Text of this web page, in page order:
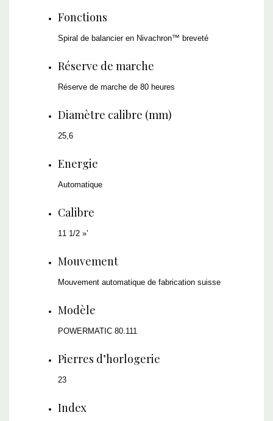
Fonctions
Spiral de balancier en Nivachron™ breveté
Réserve de marche
Réserve de marche de 80 heures
Diamètre calibre (mm)
25,6
Energie
Automatique
Calibre
11 1/2 »’
Mouvement
Mouvement automatique de fabrication suisse
Modèle
POWERMATIC 80.111
Pierres d’horlogerie
23
Index